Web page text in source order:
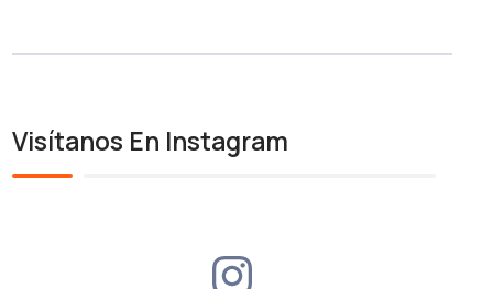
Visítanos En Instagram